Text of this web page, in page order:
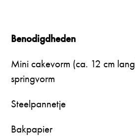
Benodigdheden
Mini cakevorm (ca. 12 cm
springvorm
Steelpannetje
Bakpapier